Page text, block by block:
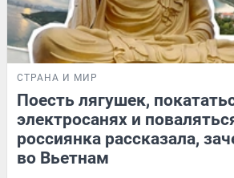
СТРАНА И МИР
Поесть лягушек,
электросанях и
россиянка рассказала,
во Вьетнам